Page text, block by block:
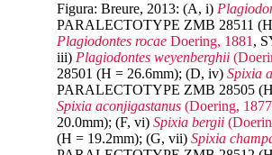
Figura: Breure, 2013: (A, i)
PARALECTOTYPE ZMB 28511
Plagiodontes rocae Doering, 1881 ,
iii) Plagiodontes weyenberghii
28501 (H = 26.6mm); (D, iv) Spixia
PARALECTOTYPE ZMB 28505
Spixia aconjigastanus (Doering,
20.0mm); (F, vi) Spixia bergii
(H = 19.2mm); (G, vii) Spixia